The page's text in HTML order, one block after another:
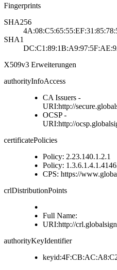
Fingerprints
SHA256
SHA1
X509v3 Erweiterungen
authorityInfoAccess
CA Issuers -
URI:http://
OCSP -
URI:http://
certificatePolicies
Policy: 2.23.140.1.2.1
Policy:
CPS: https://
crlDistributionPoints
Full Name:
URI:http://
authorityKeyIdentifier